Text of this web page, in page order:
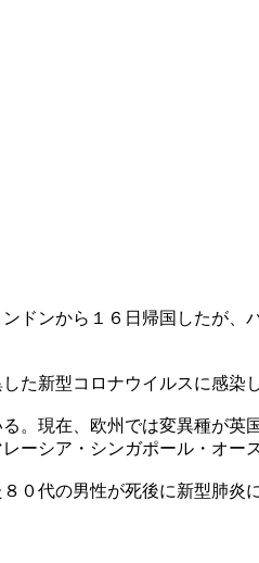
ドンから１６日帰国したが
た新型コロナウイルスに感染
。現在、欧州では変異種が
ーシア・シンガポール・オー
０代の男性が死後に新型肺